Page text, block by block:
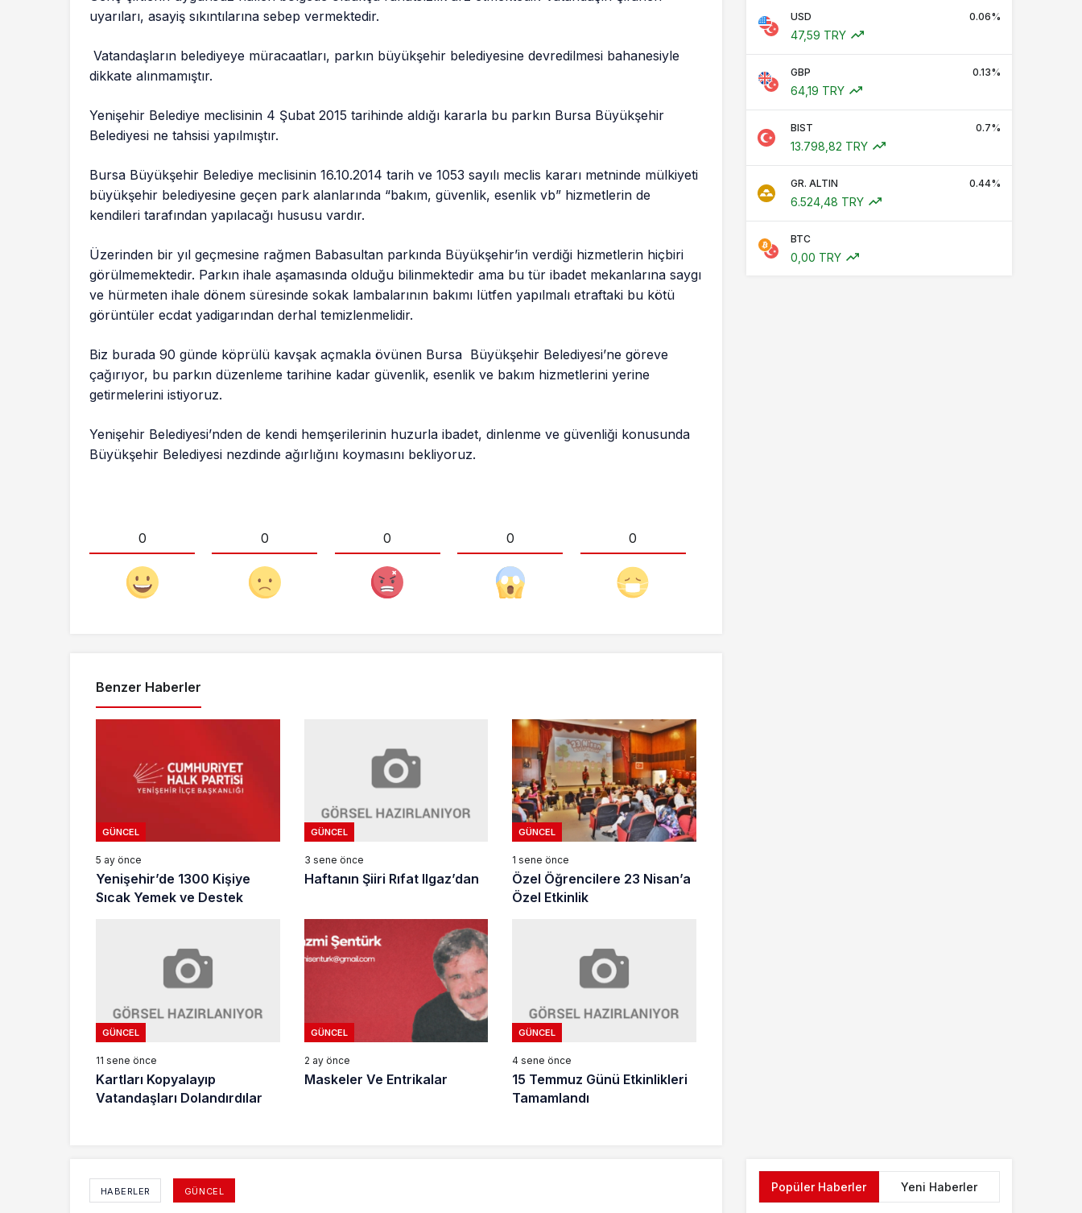
uyarıları, asayiş sıkıntılarına sebep vermektedir.
Vatandaşların belediyeye müracaatları, parkın büyükşehir belediyesine devredilmesi bahanesiyle
dikkate alınmamıştır.
Yenişehir Belediye meclisinin 4 Şubat 2015 tarihinde aldığı kararla bu parkın Bursa Büyükşehir
Belediyesi ne tahsisi yapılmıştır.
Bursa Büyükşehir Belediye meclisinin 16.10.2014 tarih ve 1053 sayılı meclis kararı metninde mülkiyeti
büyükşehir belediyesine geçen park alanlarında “bakım, güvenlik, esenlik vb” hizmetlerin de
kendileri tarafından yapılacağı hususu vardır.
Üzerinden bir yıl geçmesine rağmen Babasultan parkında Büyükşehir’in verdiği hizmetlerin hiçbiri
görülmemektedir. Parkın ihale aşamasında olduğu bilinmektedir ama bu tür ibadet mekanlarına saygı
ve hürmeten ihale dönem süresinde sokak lambalarının bakımı lütfen yapılmalı etraftaki bu kötü
görüntüler ecdat yadigarından derhal temizlenmelidir.
Biz burada 90 günde köprülü kavşak açmakla övünen Bursa Büyükşehir Belediyesi’ne göreve
çağırıyor, bu parkın düzenleme tarihine kadar güvenlik, esenlik ve bakım hizmetlerini yerine
getirmelerini istiyoruz.
Yenişehir Belediyesi’nden de kendi hemşerilerinin huzurla ibadet, dinlenme ve güvenliği konusunda
Büyükşehir Belediyesi nezdinde ağırlığını koymasını bekliyoruz.
0 0 0 0 0
Benzer Haberler
GÜNCEL
5 ay önce
Yenişehir’de 1300 Kişiye
Sıcak Yemek ve Destek
GÜNCEL
3 sene önce
Haftanın Şiiri Rıfat Ilgaz’dan
GÜNCEL
1 sene önce
Özel Öğrencilere 23 Nisan’a
Özel Etkinlik
GÜNCEL
11 sene önce
Kartları Kopyalayıp
Vatandaşları Dolandırdılar
GÜNCEL
2 ay önce
Maskeler Ve Entrikalar
GÜNCEL
4 sene önce
15 Temmuz Günü Etkinlikleri
Tamamlandı
USD 0.06%
47,59 TRY
GBP 0.13%
64,19 TRY
BIST 0.7%
13.798,82 TRY
GR. ALTIN 0.44%
6.524,48 TRY
BTC
0,00 TRY
HABERLER GÜNCEL Popüler Haberler Yeni Haberler